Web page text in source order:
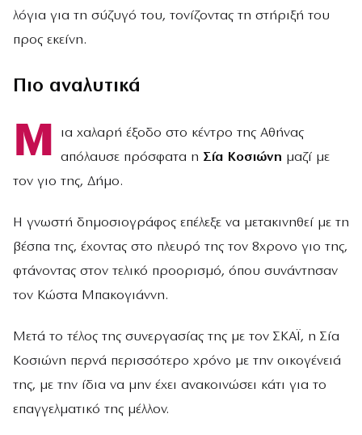
λόγια για τη σύζυγό του, τονίζοντας τη στήριξή του
προς εκείνη.
Πιο αναλυτικά
Μ
ια χαλαρή έξοδο στο κέντρο της Αθήνας
απόλαυσε πρόσφατα η Σία Κοσιώνη μαζί με
τον γιο της, Δήμο.
Η γνωστή δημοσιογράφος επέλεξε να μετακινηθεί με τη
βέσπα της, έχοντας στο πλευρό της τον 8χρονο γιο της,
φτάνοντας στον τελικό προορισμό, όπου συνάντησαν
τον Κώστα Μπακογιάννη.
Μετά το τέλος της συνεργασίας της με τον ΣΚΑΪ, η Σία
Κοσιώνη περνά περισσότερο χρόνο με την οικογένειά
της, με την ίδια να μην έχει ανακοινώσει κάτι για το
επαγγελματικό της μέλλον.